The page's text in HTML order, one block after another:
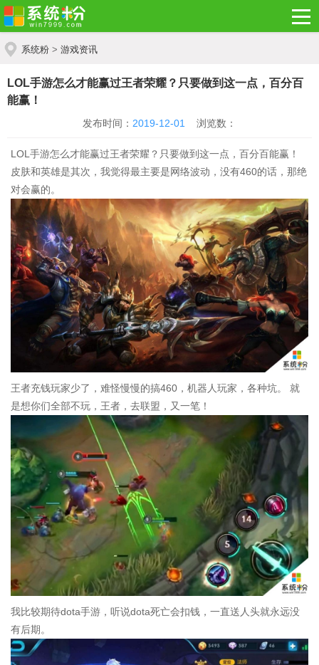
系统粉 > 游戏资讯
LOL手游怎么才能赢过王者荣耀？只要做到这一点，百分百
能赢！
发布时间： 2019-12-01 浏览数：
LOL手游怎么才能赢过王者荣耀？只要做到这一点，百分百能赢！
皮肤和英雄是其次，我觉得最主要是网络波动，没有460的话，那绝
对会赢的。
王者充钱玩家少了，难怪慢慢的搞460，机器人玩家，各种坑。 就
是想你们全部不玩，王者，去联盟，又一笔！
我比较期待dota手游，听说dota死亡会扣钱，一直送人头就永远没
有后期。